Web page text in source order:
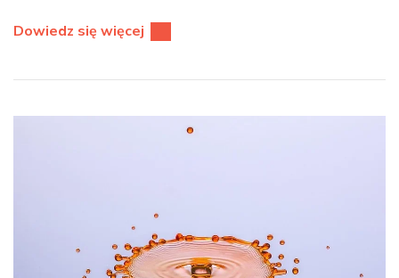
Dowiedz się więcej